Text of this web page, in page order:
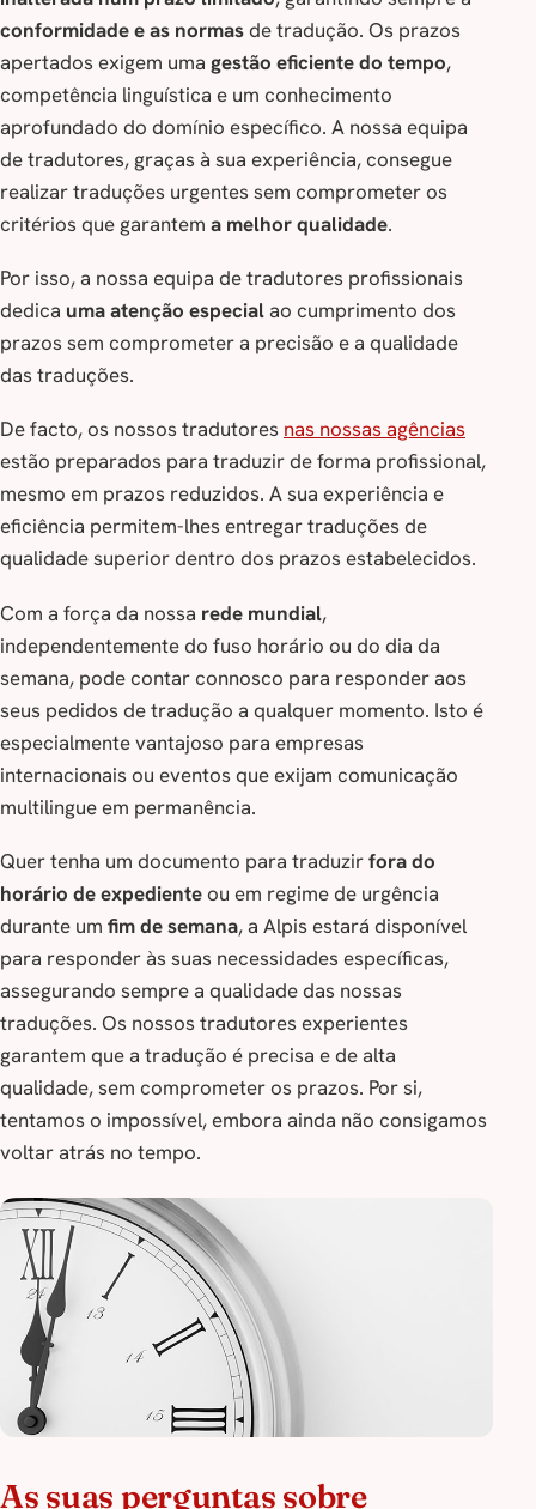
conformidade e as normasde tradução. Os prazos
apertados exigem uma gestão eficiente do tempo,
competência linguística e um conhecimento
aprofundado do domínio específico. A nossa equipa
de tradutores, graças à sua experiência, consegue
realizar traduções urgentes sem comprometer os
critérios que garantem a melhor qualidade.
Por isso, a nossa equipa de tradutores profissionais
dedica uma atenção especialao cumprimento dos
prazos sem comprometer a precisão e a qualidade
das traduções.
De facto, os nossos tradutores nas nossas agências
estão preparados para traduzir de forma profissional,
mesmo em prazos reduzidos. A sua experiência e
eficiência permitem-lhes entregar traduções de
qualidade superior dentro dos prazos estabelecidos.
Com a força da nossa rede mundial,
independentemente do fuso horário ou do dia da
semana, pode contar connosco para responder aos
seus pedidos de tradução a qualquer momento. Isto é
especialmente vantajoso para empresas
internacionais ou eventos que exijam comunicação
multilingue em permanência.
Quer tenha um documento para traduzirfora do
horário de expedienteou em regime de urgência
durante um fim de semana, a Alpis estará disponível
para responder às suas necessidades específicas,
assegurando sempre a qualidade das nossas
traduções. Os nossos tradutores experientes
garantem que a tradução é precisa e de alta
qualidade, sem comprometer os prazos. Por si,
tentamos o impossível, embora ainda não consigamos
voltar atrás no tempo.
As suas perguntas sobre